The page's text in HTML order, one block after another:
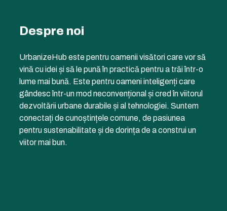
Despre noi
UrbanizeHub este pentru oamenii visători care vor să
vină cu idei și să le pună în practică pentru a trăi într-o
lume mai bună. Este pentru oameni inteligenți care
gândesc într-un mod neconvențional și cred în viitorul
dezvoltării urbane durabile și al tehnologiei. Suntem
conectați de cunoștințele comune, de pasiunea
pentru sustenabilitate și de dorința de a construi un
viitor mai bun.